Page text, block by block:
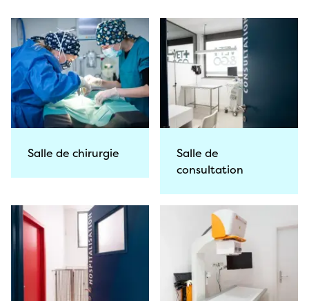
Salle de chirurgie
Salle de
consultation